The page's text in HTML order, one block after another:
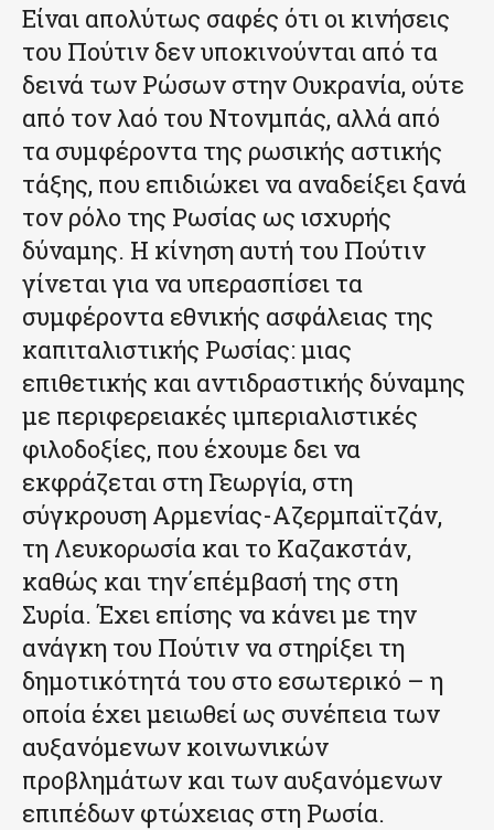
Είναι απολύτως σαφές ότι οι κινήσεις
του Πούτιν δεν υποκινούνται από τα
δεινά των Ρώσων στην Ουκρανία, ούτε
από τον λαό του Ντονμπάς, αλλά από
τα συμφέροντα της ρωσικής αστικής
τάξης, που επιδιώκει να αναδείξει ξανά
τον ρόλο της Ρωσίας ως ισχυρής
δύναμης. Η κίνηση αυτή του Πούτιν
γίνεται για να υπερασπίσει τα
συμφέροντα εθνικής ασφάλειας της
καπιταλιστικής Ρωσίας: μιας
επιθετικής και αντιδραστικής δύναμης
με περιφερειακές ιμπεριαλιστικές
φιλοδοξίες, που έχουμε δει να
εκφράζεται στη Γεωργία, στη
σύγκρουση Αρμενίας-Αζερμπαϊτζάν,
τη Λευκορωσία και το Καζακστάν,
καθώς και την΄επέμβασή της στη
Συρία. Έχει επίσης να κάνει με την
ανάγκη του Πούτιν να στηρίξει τη
δημοτικότητά του στο εσωτερικό – η
οποία έχει μειωθεί ως συνέπεια των
αυξανόμενων κοινωνικών
προβλημάτων και των αυξανόμενων
επιπέδων φτώχειας στη Ρωσία.